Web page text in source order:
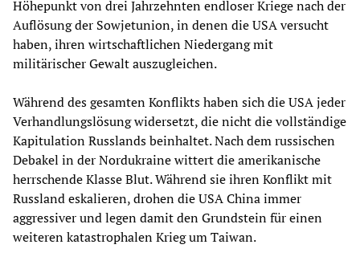
Höhepunkt von drei Jahrzehnten endloser Kriege nach der
Auflösung der Sowjetunion, in denen die USA versucht
haben, ihren wirtschaftlichen Niedergang mit
militärischer Gewalt auszugleichen.
Während des gesamten Konflikts haben sich die USA jeder
Verhandlungslösung widersetzt, die nicht die vollständige
Kapitulation Russlands beinhaltet. Nach dem russischen
Debakel in der Nordukraine wittert die amerikanische
herrschende Klasse Blut. Während sie ihren Konflikt mit
Russland eskalieren, drohen die USA China immer
aggressiver und legen damit den Grundstein für einen
weiteren katastrophalen Krieg um Taiwan.